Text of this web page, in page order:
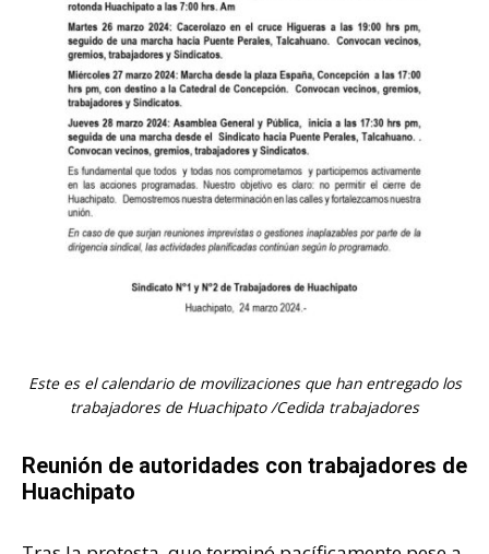
Este es el calendario de movilizaciones que han entregado los
trabajadores de Huachipato /Cedida trabajadores
Reunión de autoridades con trabajadores de
Huachipato